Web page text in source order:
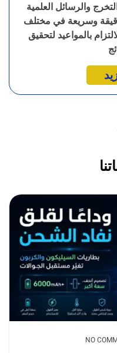
والرسائل العلمية
دقيقة وسريعة في مختلف
بالمواعيد لتحقيق
NO